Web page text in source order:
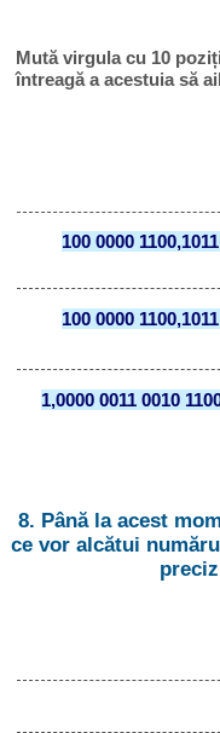
Mută virgula cu 10
întreagă a acestuia să
100 0000
100 0000
1,0000 0011 0010
8. Până la acest
ce vor alcătui